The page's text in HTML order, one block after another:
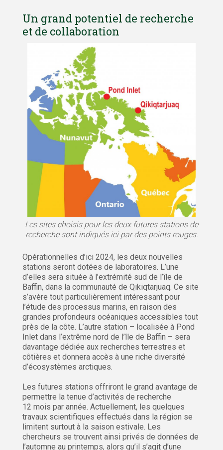
Un grand potentiel de recherche
et de collaboration
Les sites choisis pour les deux futures stations de
recherche sont indiqués ici par des points rouges.
Opérationnelles d’ici 2024, les deux nouvelles
stations seront dotées de laboratoires. L’une
d’elles sera située à l’extrémité sud de l’île de
Baffin, dans la communauté de Qikiqtarjuaq. Ce site
s’avère tout particulièrement intéressant pour
l’étude des processus marins, en raison des
grandes profondeurs océaniques accessibles tout
près de la côte. L’autre station – localisée à Pond
Inlet dans l’extrême nord de l’île de Baffin – sera
davantage dédiée aux recherches terrestres et
côtières et donnera accès à une riche diversité
d’écosystèmes arctiques.
Les futures stations offriront le grand avantage de
permettre la tenue d’activités de recherche
12 mois par année. Actuellement, les quelques
travaux scientifiques effectués dans la région se
limitent surtout à la saison estivale. Les
chercheurs se trouvent ainsi privés de données de
l’automne au printemps, alors qu’il s’agit d’une